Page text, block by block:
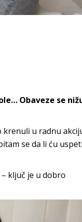
Obaveze se
u radnu
se da li ću
ključ je u dobro